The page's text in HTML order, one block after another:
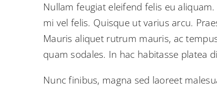
Nullam feugiat eleifend felis eu
mi vel felis. Quisque ut varius arcu.
Mauris aliquet rutrum mauris, ac
quam sodales. In hac habitasse platea
Nunc finibus, magna sed laoreet